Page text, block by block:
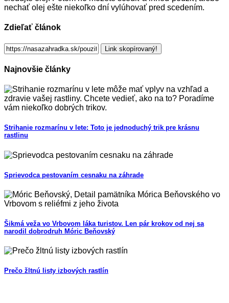
nechať olej ešte niekoľko dní vylúhovať pred scedením.
Zdieľať článok
Link skopírovaný!
Najnovšie články
Strihanie rozmarínu v lete: Toto je jednoduchý trik pre krásnu
rastlinu
Sprievodca pestovaním cesnaku na záhrade
Šikmá veža vo Vrbovom láka turistov. Len pár krokov od nej sa
narodil dobrodruh Móric Beňovský
Prečo žltnú listy izbových rastlín